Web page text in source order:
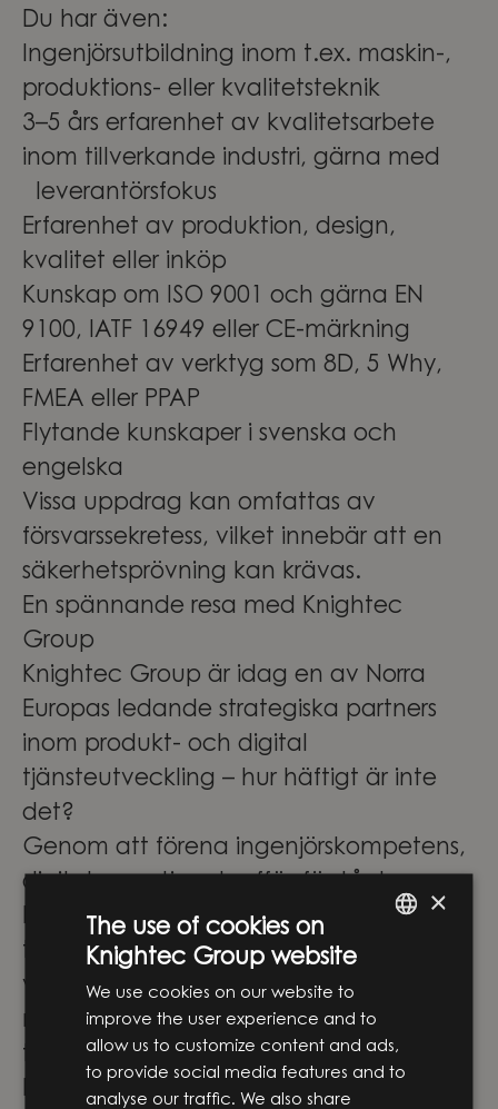
Du har även:
Ingenjörsutbildning inom t.ex. maskin-,
produktions- eller kvalitetsteknik
3–5 års erfarenhet av kvalitetsarbete
inom tillverkande industri, gärna med
leverantörsfokus
Erfarenhet av produktion, design,
kvalitet eller inköp
Kunskap om ISO 9001 och gärna EN
9100, IATF 16949 eller CE-märkning
Erfarenhet av verktyg som 8D, 5 Why,
FMEA eller PPAP
Flytande kunskaper i svenska och
engelska
Vissa uppdrag kan omfattas av
försvarssekretess, vilket innebär att en
säkerhetsprövning kan krävas.
En spännande resa med Knightec
Group
Knightec Group är idag en av Norra
Europas ledande strategiska partners
inom produkt- och digital
tjänsteutveckling – hur häftigt är inte
det?
Genom att förena ingenjörskompetens,
digital expertis och affärsförståelse
hjälper vi våra kunder att omvandla ny
teknik till verkliga lösningar som skapar
värde. Vi arbetar i skärningspunkten
mellan affärsstrategi och
teknikutveckling och stöttar våra
kunder genom hela resan – från de
×
The use of cookies on
Knightec Group website
We use cookies on our website to
improve the user experience and to
allow us to customize content and ads,
to provide social media features and to
analyse our traffic. We also share